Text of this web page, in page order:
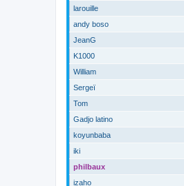
larouille
andy boso
JeanG
K1000
William
Sergeï
Tom
Gadjo latino
koyunbaba
iki
philbaux
izaho